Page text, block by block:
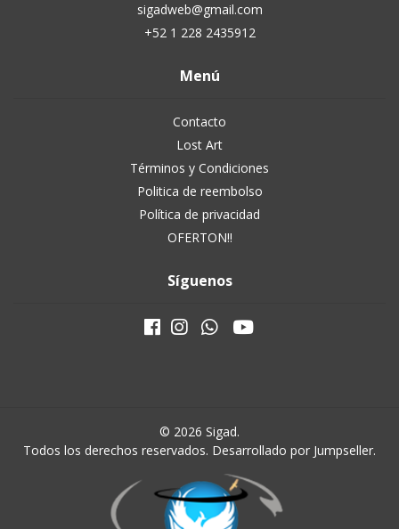
sigadweb@gmail.com
+52 1 228 2435912
Menú
Contacto
Lost Art
Términos y Condiciones
Politica de reembolso
Política de privacidad
OFERTON!!
Síguenos
© 2026 Sigad.
Todos los derechos reservados. Desarrollado por Jumpseller.